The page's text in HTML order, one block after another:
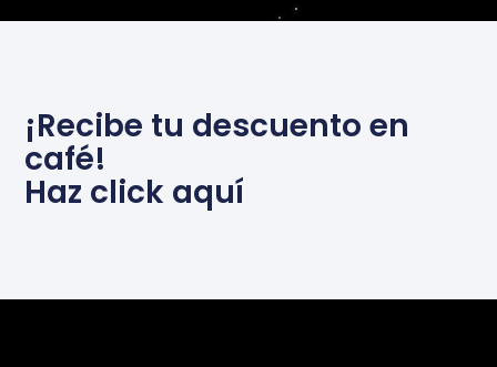
¡Recibe tu descuento en
café!
Haz click aquí